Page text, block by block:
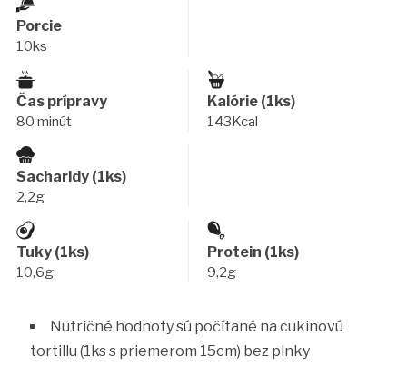
Porcie
10ks
Čas prípravy
80 minút
Kalórie (1ks)
143Kcal
Sacharidy (1ks)
2,2g
Tuky (1ks)
10,6g
Protein (1ks)
9,2g
Nutričné hodnoty sú počítané na cukinovú
tortillu (1ks s priemerom 15cm) bez plnky